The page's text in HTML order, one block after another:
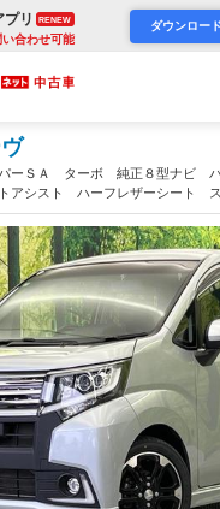
プリ RENEW
い合わせ可能
ダウンロード
ーＳＡ ターボ 純正８型ナビ バ
アシスト ハーフレザーシート
ＴＣ １５インチアルミホイール
（和歌山県）